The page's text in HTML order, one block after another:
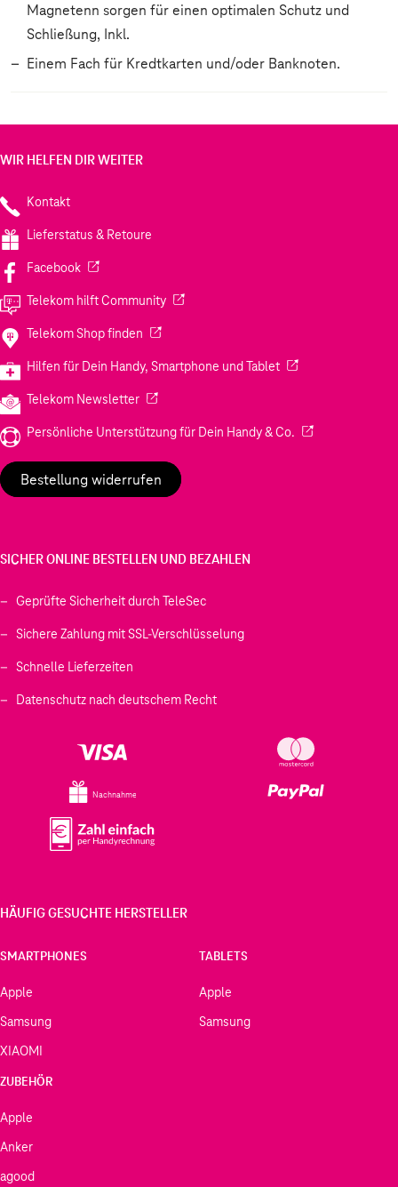
Magnetenn sorgen für einen optimalen Schutz und
Schließung, Inkl.
Einem Fach für Kredtkarten und/oder Banknoten.
WIR HELFEN DIR WEITER
Kontakt
Lieferstatus & Retoure
Facebook(Wird in einem neuen Tab geöffnet)
Telekom hilft Community(Wird in einem neuen Tab geöffnet)
Telekom Shop finden (Wird in einem neuen Tab geöffnet)
Hilfen für Dein Handy, Smartphone und Tablet(Wird in einem
Telekom Newsletter(Wird in einem neuen Tab geöffnet)
Persönliche Unterstützung für Dein Handy & Co. (Wird in einem
Bestellung widerrufen
SICHER ONLINE BESTELLEN UND BEZAHLEN
Geprüfte Sicherheit durch TeleSec
Sichere Zahlung mit SSL-Verschlüsselung
Schnelle Lieferzeiten
Datenschutz nach deutschem Recht
Nachnahme
HÄUFIG GESUCHTE HERSTELLER
SMARTPHONES
Apple
Samsung
XIAOMI
TABLETS
Apple
Samsung
ZUBEHÖR
Apple
Anker
agood